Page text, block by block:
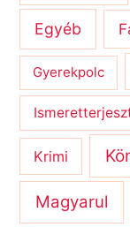
Egyéb
Gyerekpolc
Krimi
Magyarul